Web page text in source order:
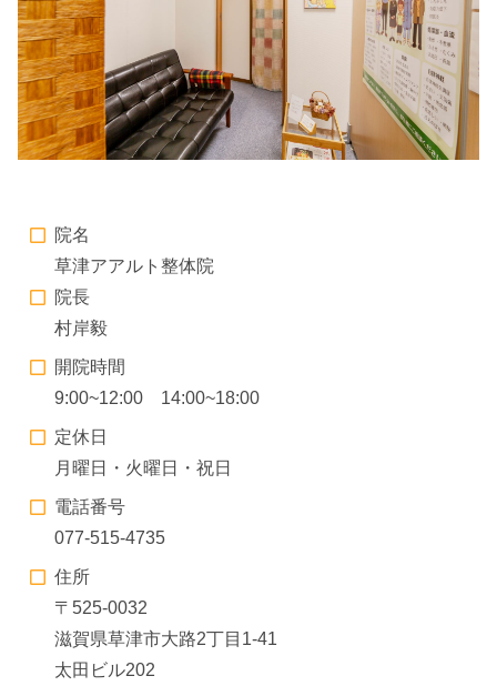
院名
草津アアルト整体院
院長
村岸毅
開院時間
9:00~12:00 14:00~18:00
定休日
月曜日・火曜日・祝日
電話番号
077-515-4735
住所
〒525-0032
滋賀県草津市大路2丁目1-41
太田ビル202